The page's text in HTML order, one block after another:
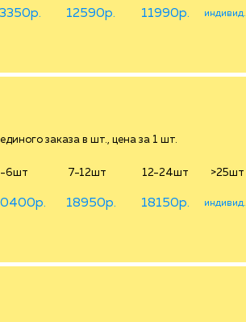
12590р. 11990р. индивид.
заказа в шт., цена за 1 шт.
6шт 7-12шт 12-24шт >25шт
18950р. 18150р. индивид.